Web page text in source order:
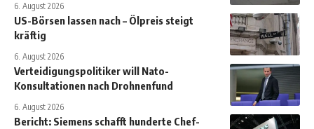
6. August 2026
US-Börsen lassen nach – Ölpreis steigt
kräftig
6. August 2026
Verteidigungspolitiker will Nato-
Konsultationen nach Drohnenfund
6. August 2026
Bericht: Siemens schafft hunderte Chef-